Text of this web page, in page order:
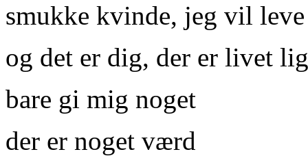
smukke kvinde, jeg vil
og det er dig, der er livet
bare gi mig noget
der er noget værd